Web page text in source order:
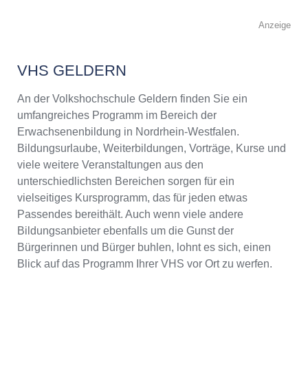
Anzeige
VHS GELDERN
An der Volkshochschule Geldern finden Sie ein
umfangreiches Programm im Bereich der
Erwachsenenbildung in Nordrhein-Westfalen.
Bildungsurlaube, Weiterbildungen, Vorträge, Kurse und
viele weitere Veranstaltungen aus den
unterschiedlichsten Bereichen sorgen für ein
vielseitiges Kursprogramm, das für jeden etwas
Passendes bereithält. Auch wenn viele andere
Bildungsanbieter ebenfalls um die Gunst der
Bürgerinnen und Bürger buhlen, lohnt es sich, einen
Blick auf das Programm Ihrer VHS vor Ort zu werfen.